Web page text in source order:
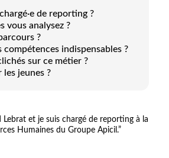
de reporting ?
vous analysez ?
?
compétences indispensables ?
sur ce métier ?
jeunes ?
Lebrat et je suis chargé de reporting à la
Humaines du Groupe Apicil.”